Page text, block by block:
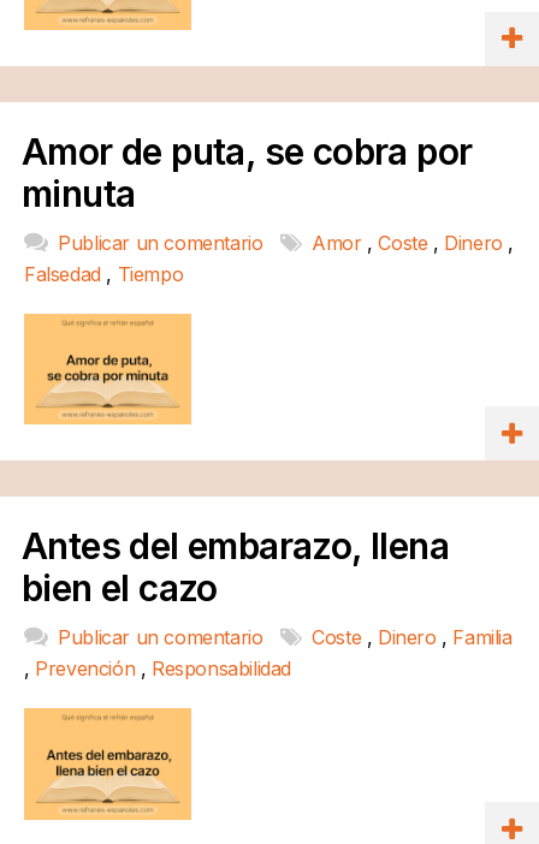
Amor de puta, se cobra por
minuta
Publicar un comentario Amor ,Coste , Dinero ,
Falsedad , Tiempo
Antes del embarazo, llena
bien el cazo
Publicar un comentario Coste , Dinero , Familia
, Prevención , Responsabilidad